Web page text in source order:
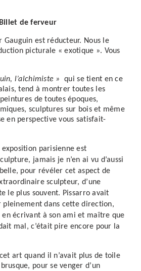
Billet de ferveur
Gauguin est réducteur. Nous le
picturale « exotique ». Vous
l’alchimiste »
qui se tient en ce
tend à montrer toutes les
de toutes époques,
sculptures sur bois et même
en perspective vous satisfait-
exposition parisienne est
jamais je n’en ai vu d’aussi
pour révéler cet aspect de
sculpteur, d’une
le plus souvent. Pissarro avait
pleinement dans cette direction,
en écrivant à son ami et maître que
mal, c’était pire encore pour la
art quand il n’avait plus de toile
pour se venger d’un